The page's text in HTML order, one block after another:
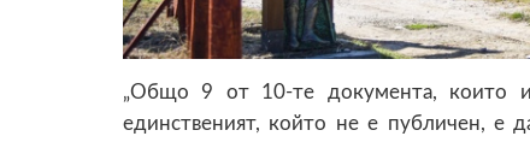
„Общо 9 от 10-те документа, които
единственият, който не е публичен, е